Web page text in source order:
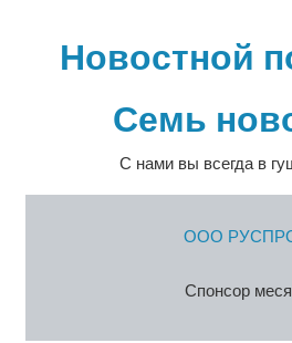
содержимомуНовостной
Семь
С нами вы всегда в
ООО
Спонсор